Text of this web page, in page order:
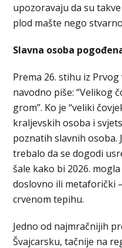
upozoravaju da su
plod mašte nego
Slavna osoba
Prema 26. stihu iz
navodno piše: “Velikog
grom”. Ko je “veliki
kraljevskih osoba i
poznatih slavnih osoba.
trebalo da se dogodi
šale kako bi 2026.
doslovno ili metaforički
crvenom tepihu.
Jedno od najmračnijih
Švajcarsku, tačnije na